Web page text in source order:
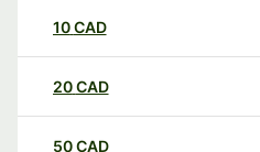
10CAD
20CAD
50CAD